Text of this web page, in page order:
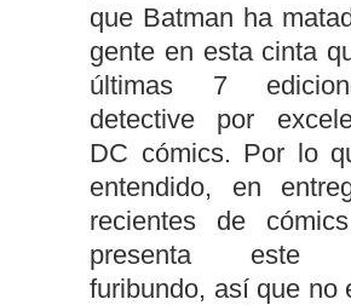
que Batman ha
gente en esta cinta
últimas 7
detective por
DC cómics. Por lo
entendido, en
recientes de
presenta este
furibundo, así que no